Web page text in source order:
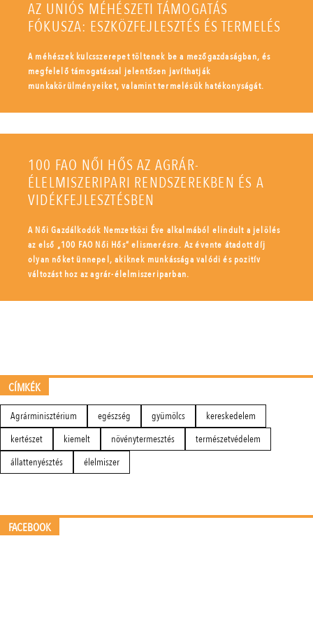
AZ UNIÓS MÉHÉSZETI TÁMOGATÁS
FÓKUSZA: ESZKÖZFEJLESZTÉS ÉS TERMELÉS
A méhészek kulcsszerepet töltenek be a mezőgazdaságban, és
megfelelő támogatással jelentősen javíthatják
munkakörülményeiket, valamint termelésük hatékonyságát.
100 FAO NŐI HŐS AZ AGRÁR-
ÉLELMISZERIPARI RENDSZEREKBEN ÉS A
VIDÉKFEJLESZTÉSBEN
A Női Gazdálkodók Nemzetközi Éve alkalmából elindult a jelölés
az első „100 FAO Női Hős” elismerésre. Az évente átadott díj
olyan nőket ünnepel, akiknek munkássága valódi és pozitív
változást hoz az agrár-élelmiszeriparban.
CÍMKÉK
Agrárminisztérium egészség gyümölcs
kereskedelem
kertészet
kiemelt növénytermesztés
természetvédelem
állattenyésztés
élelmiszer
FACEBOOK